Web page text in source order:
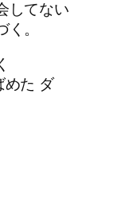
してない
。
めた ダ